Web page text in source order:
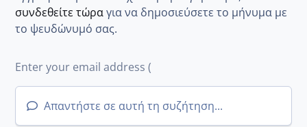
συνδεθείτε τώραγια να δημοσιεύσετε το μήνυμα με
το ψευδώνυμό σας.
Απαντήστε σε αυτή τη συζήτηση...